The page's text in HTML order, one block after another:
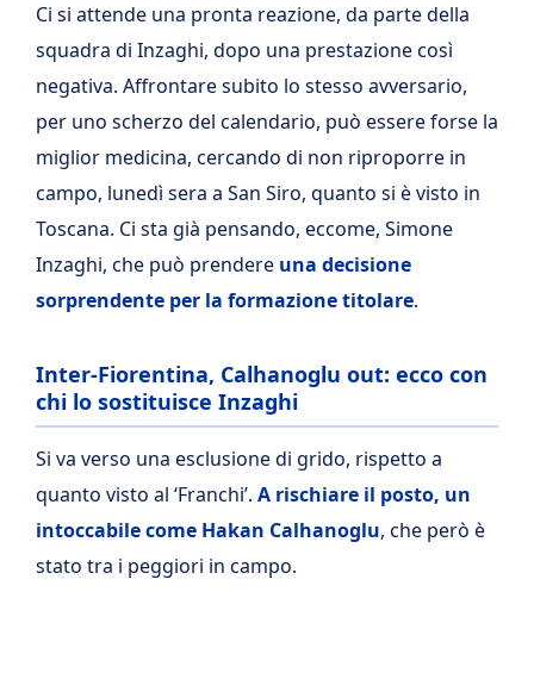
Ci si attende una pronta reazione, da parte della
squadra di Inzaghi, dopo una prestazione così
negativa. Affrontare subito lo stesso avversario,
per uno scherzo del calendario, può essere forse la
miglior medicina, cercando di non riproporre in
campo, lunedì sera a San Siro, quanto si è visto in
Toscana. Ci sta già pensando, eccome, Simone
Inzaghi, che può prendere una decisione
sorprendente per la formazione titolare.
Inter-Fiorentina, Calhanoglu out: ecco con
chi lo sostituisce Inzaghi
Si va verso una esclusione di grido, rispetto a
quanto visto al ‘Franchi’. A rischiare il posto, un
intoccabile come Hakan Calhanoglu, che però è
stato tra i peggiori in campo.